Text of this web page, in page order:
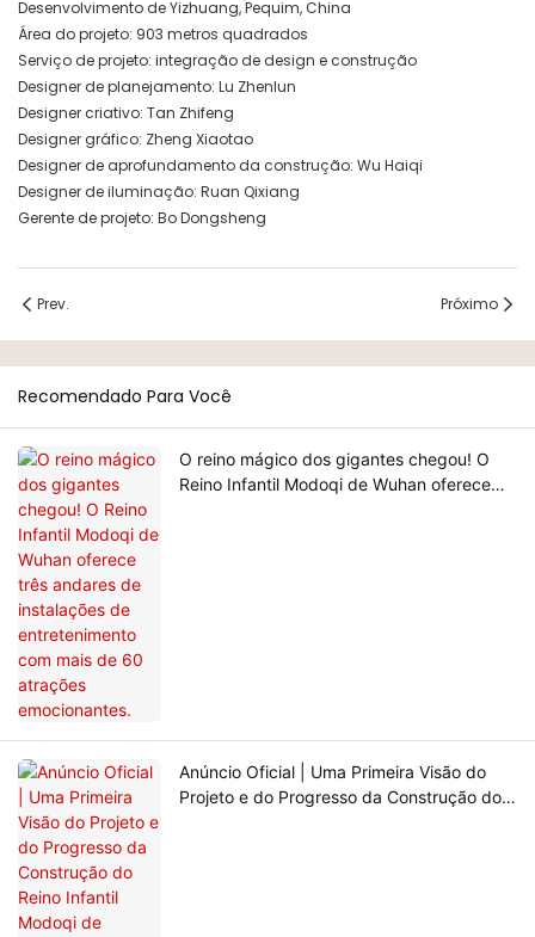
Desenvolvimento de Yizhuang, Pequim, China
Área do projeto: 903 metros quadrados
Serviço de projeto: integração de design e construção
Designer de planejamento: Lu Zhenlun
Designer criativo: Tan Zhifeng
Designer gráfico: Zheng Xiaotao
Designer de aprofundamento da construção: Wu Haiqi
Designer de iluminação: Ruan Qixiang
Gerente de projeto: Bo Dongsheng
Prev. Próximo
Recomendado Para Você
O reino mágico dos gigantes chegou! O
Reino Infantil Modoqi de Wuhan oferece
Anúncio Oficial | Uma Primeira Visão do
Projeto e do Progresso da Construção do